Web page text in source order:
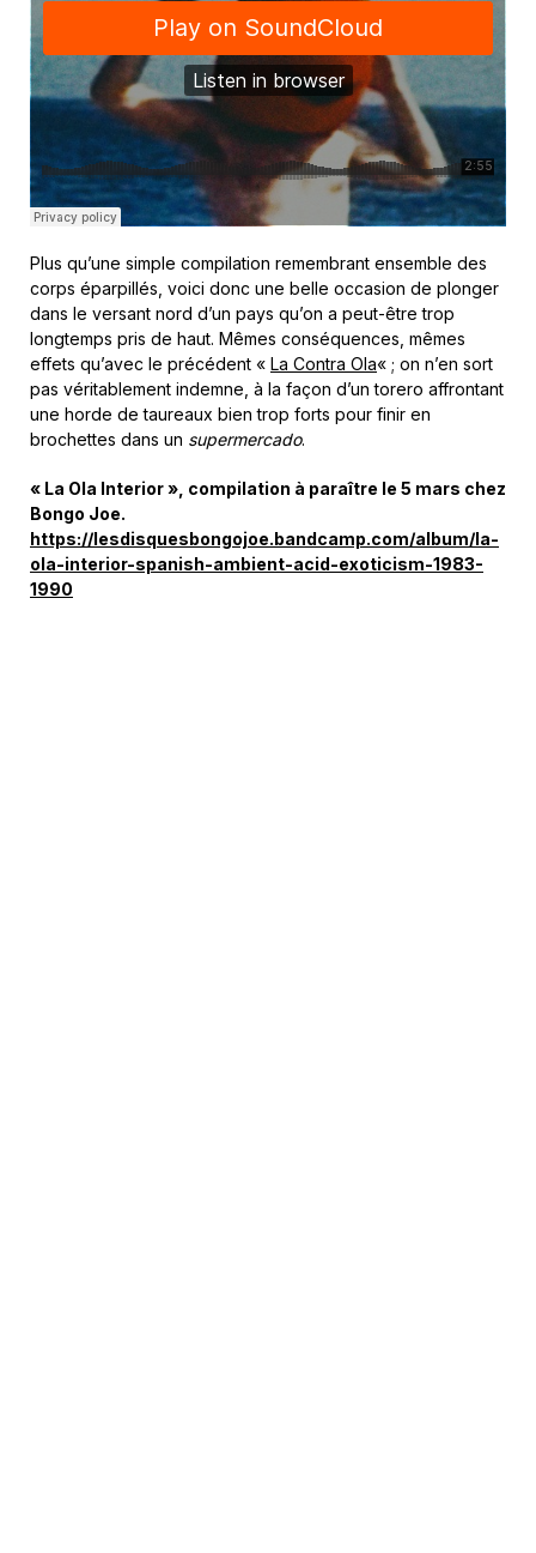
Plus qu’une simple compilation remembrant ensemble des
corps éparpillés, voici donc une belle occasion de plonger
dans le versant nord d’un pays qu’on a peut-être trop
longtemps pris de haut. Mêmes conséquences, mêmes
effets qu’avec le précédent « La Contra Ola« ; on n’en sort
pas véritablement indemne, à la façon d’un torero affrontant
une horde de taureaux bien trop forts pour finir en
brochettes dans un supermercado.
« La Ola Interior », compilation à paraître le 5 mars chez
Bongo Joe.
https://lesdisquesbongojoe.bandcamp.com/album/la-
ola-interior-spanish-ambient-acid-exoticism-1983-
1990